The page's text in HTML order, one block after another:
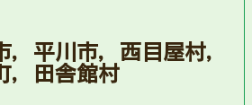
，平川市，西目屋村，
，田舎館村